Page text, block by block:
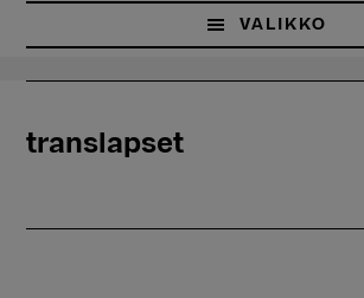
VALIKKO
translapset